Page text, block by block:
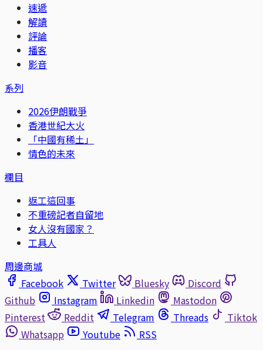
速遞
解讀
評論
播客
影音
系列
2026伊朗戰爭
香港世紀大火
「中國有稀土」
情色的未來
欄目
返工這回事
不重磅記者自留地
女人沒有國家？
工具人
周邊商城
Facebook
Twitter Bluesky
Discord
Github
Instagram Linkedin
Mastodon
Pinterest
Reddit Telegram Threads
Tiktok
Whatsapp
Youtube
RSS